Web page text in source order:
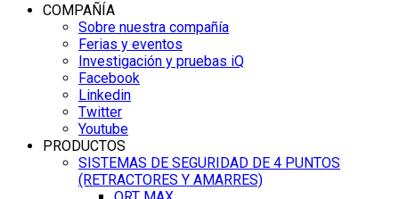
COMPAÑÍA
Sobre nuestra compañía
Ferias y eventos
Investigación y pruebas iQ
Facebook
Linkedin
Twitter
Youtube
PRODUCTOS
SISTEMAS DE SEGURIDAD DE 4 PUNTOS
(RETRACTORES Y AMARRES)